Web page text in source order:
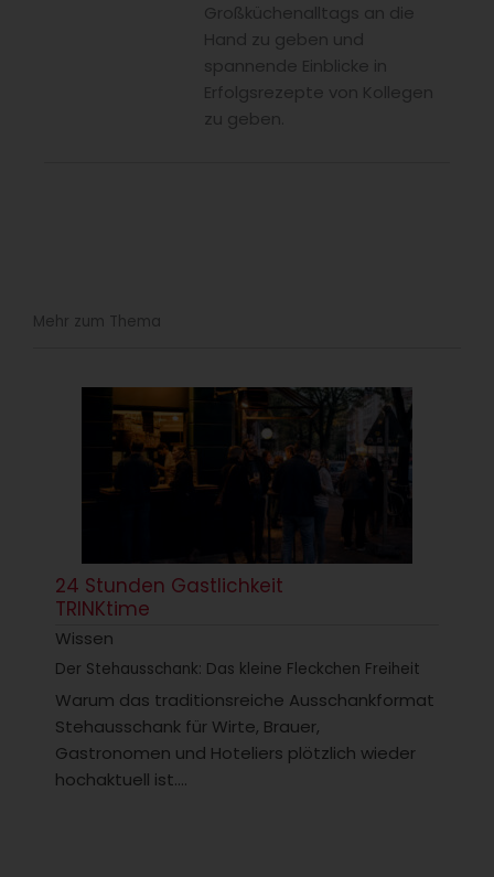
Großküchenalltags an die
Hand zu geben und
spannende Einblicke in
Erfolgsrezepte von Kollegen
zu geben.
Mehr zum Thema
24 Stunden Gastlichkeit
TRINKtime
Wissen
Der Stehausschank: Das kleine Fleckchen Freiheit
Warum das traditionsreiche Ausschankformat
Stehausschank für Wirte, Brauer,
Gastronomen und Hoteliers plötzlich wieder
hochaktuell ist....